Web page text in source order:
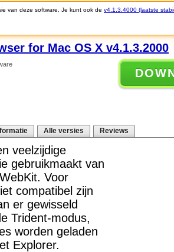
van deze software. Je kunt ook de v4.1.3.4000 (laatste
for Mac OS X v4.1.3.2000
Alle versies Reviews
veelzijdige
gebruikmaakt van
Voor
compatibel zijn
er gewisseld
Trident-modus,
worden geladen
Explorer.